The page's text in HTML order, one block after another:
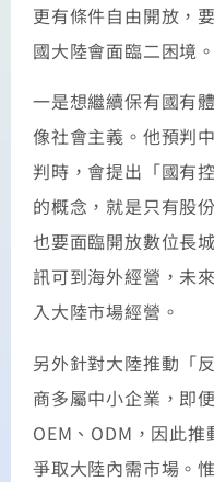
更有條件自由開放，
國大陸會面臨二困境。
一是想繼續保有國有
像社會主義。他預判
判時，會提出「國有
的概念，就是只有股
也要面臨開放數位長
訊可到海外經營，未
入大陸市場經營。
另外針對大陸推動「
商多屬中小企業，即
OEM、ODM，因此
爭取大陸內需市場。